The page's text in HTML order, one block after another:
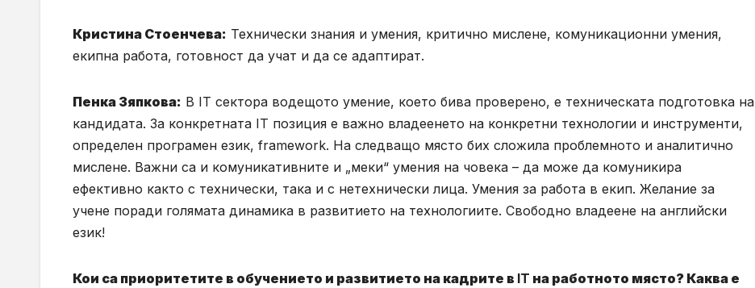
Кристина Стоенчева: Технически знания и умения, критично мислене, комуникационни умения,
екипна работа, готовност да учат и да се адаптират.
Пенка Зяпкова: В IT сектора водещото умение, което бива проверено, е техническата подготовка на
кандидата. За конкретната IT позиция е важно владеенето на конкретни технологии и инструменти,
определен програмен език, framework. На следващо място бих сложила проблемното и аналитично
мислене. Важни са и комуникативните и „меки“ умения на човека – да може да комуникира
ефективно както с технически, така и с нетехнически лица. Умения за работа в екип. Желание за
учене поради голямата динамика в развитието на технологиите. Свободно владеене на английски
език!
Кои са приоритетите в обучението и развитието на кадрите в IT на работното място? Каква е